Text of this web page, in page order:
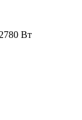
2780 Вт